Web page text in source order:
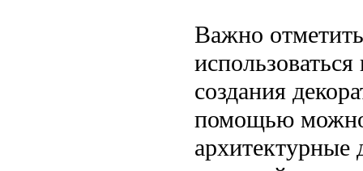
Важно
создания
помощью
архитектурные